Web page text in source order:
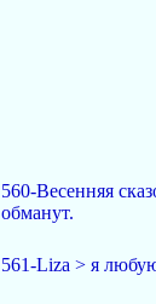
560-Весенняя
обманут.
561-Liza > я